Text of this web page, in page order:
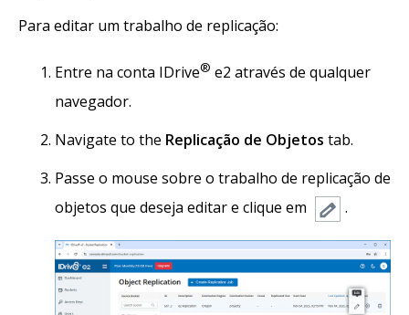
Para editar um trabalho de replicação:
Entre na conta IDrive® e2 através de qualquer
navegador.
Navigate to the Replicação de Objetos tab.
Passe o mouse sobre o trabalho de replicação de
objetos que deseja editar e clique em
.